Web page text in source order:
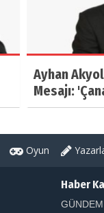
Ayhan
Mesajı:
Oyun
Haber
GÜNDEM